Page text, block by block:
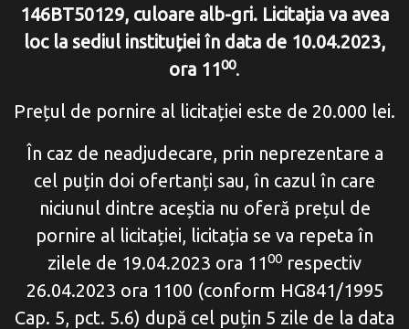
146BT50129, culoare alb-gri. Licitația va avea
loc la sediul instituției în data de 10.04.2023,
ora 1100.
Prețul de pornire al licitației este de 20.000 lei.
În caz de neadjudecare, prin neprezentare a
cel puțin doi ofertanți sau, în cazul în care
niciunul dintre aceștia nu oferă prețul de
pornire al licitației, licitația se va repeta în
zilele de 19.04.2023 ora 1100 respectiv
26.04.2023 ora 1100 (conform HG841/1995
Cap. 5, pct. 5.6) după cel puțin 5 zile de la data